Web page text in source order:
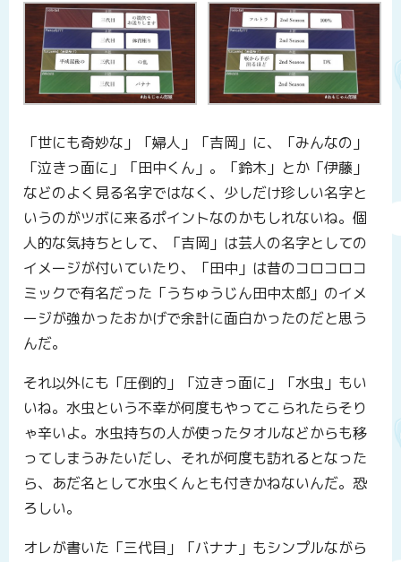
「世にも奇妙な」「婦人」「吉岡」に、「みんなの」
「泣きっ面に」「田中くん」。「鈴木」とか「伊藤」
などのよく見る名字ではなく、少しだけ珍しい名字と
いうのがツボに来るポイントなのかもしれないね。個
人的な気持ちとして、「吉岡」は芸人の名字としての
イメージが付いていたり、「田中」は昔のコロコロコ
ミックで有名だった「うちゅうじん田中太郎」のイメ
ージが強かったおかげで余計に面白かったのだと思う
んだ。
それ以外にも「圧倒的」「泣きっ面に」「水虫」もい
いね。水虫という不幸が何度もやってこられたらそり
ゃ辛いよ。水虫持ちの人が使ったタオルなどからも移
ってしまうみたいだし、それが何度も訪れるとなった
ら、あだ名として水虫くんとも付きかねないんだ。恐
ろしい。
オレが書いた「三代目」「バナナ」もシンプルながら